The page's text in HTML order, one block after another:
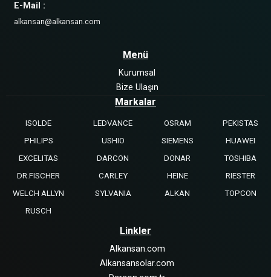
E-Mail :
alkansan@alkansan.com
Menü
Kurumsal
Bize Ulaşın
Markalar
ISOLDE LEDVANCE OSRAM
PEKISTAS
PHILIPS
USHIO SIEMENS
HUAWEI
EXCELITAS
DARCON DONAR
TOSHIBA
DR.FISCHER
CARLEY HEINE
RIESTER
WELCH ALLYN
SYLVANIA ALKAN
TOPCON
RUSCH
Linkler
Alkansan.com
Alkansansolar.com